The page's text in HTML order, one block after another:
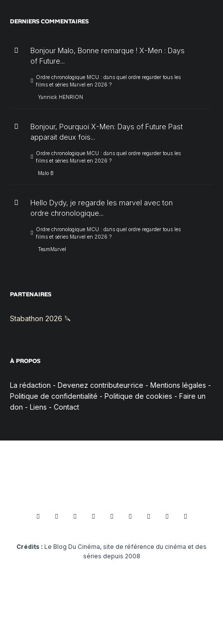
DERNIERS COMMENTAIRES
Bonjour Malo, Bonne remarque ! X-Men : Days
of Future...
Ordre chronologique MCU : dans quel ordre regarder tous les
films et séries Marvel en 2026 ?
Yannick HENRION
Bonjour, Pourquoi X-Men: Days of Future Past
apparait deux fois...
Ordre chronologique MCU : dans quel ordre regarder tous les
films et séries Marvel en 2026 ?
Malo B
Hello Dydy, je regarde les marvel avec ton
ordre chronologique...
Ordre chronologique MCU : dans quel ordre regarder tous les
films et séries Marvel en 2026 ?
TeamMarvel
PARTENAIRES
Stabathon 2026 🔪
À PROPOS
La rédaction - Devenez contributeur·rice - Mentions légales -
Politique de confidentialité - Politique de cookies - Faire un
don - Liens - Contact
Crédits : Le Blog Du Cinéma, site de référence du cinéma et des
séries depuis 2008